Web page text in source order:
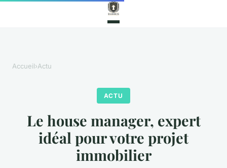
Accueil›Actu
ACTU
Le house manager, expert
idéal pour votre projet
immobilier